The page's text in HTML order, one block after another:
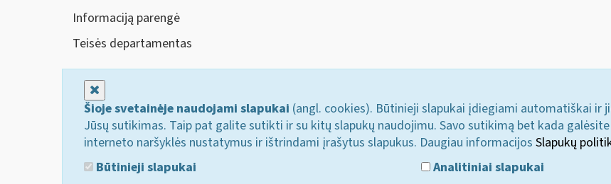
Informaciją parengė
Teisės departamentas
Šioje svetainėje naudojami slapukai (angl. cookies). Būtinieji slapukai įdiegiami automatiškai ir
Jūsų sutikimas. Taip pat galite sutikti ir su kitų slapukų naudojimu. Savo sutikimą bet kada
interneto naršyklės nustatymus ir ištrindami įrašytus slapukus. Daugiau informacijos Slapukų
Būtinieji slapukai
Analitiniai slapukai